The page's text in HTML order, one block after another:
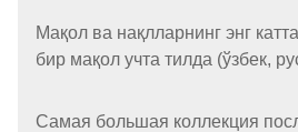
Мақол ва нақлларнинг энг
бир мақол учта тилда (ўзбек,
Самая большая коллекция